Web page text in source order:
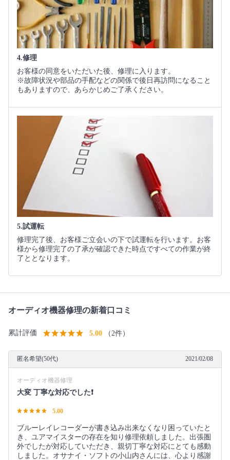
4.修理
お客様の同意をいただいた後、修理に入ります。
※故障状況や部品の手配などの関係で後日再訪問になること
もありますので、あらかじめご了承ください。
5.試運転
修理完了後、お客様ご立会いの下で試運転を行います。お客
様から修理完了の了承が確認できた時点ですべての作業が終
了ととなります。
オーディオ機器修理の新着口コミ
累計評価 5.00 （2件）
匿名希望(50代) 2021/02/08
オーディオ機器修理
大変 丁寧な対応でした❗
5.00
ブルーレイレコーダーが書き込み出来なくなり困っていたと
き、ユアマイスターの存在を知り修理依頼しました。出張圏
外でしたが対応していただき、親切丁寧な対応にとても感動
しました。オサナイ・ソフトの小山内さんには、心より感謝